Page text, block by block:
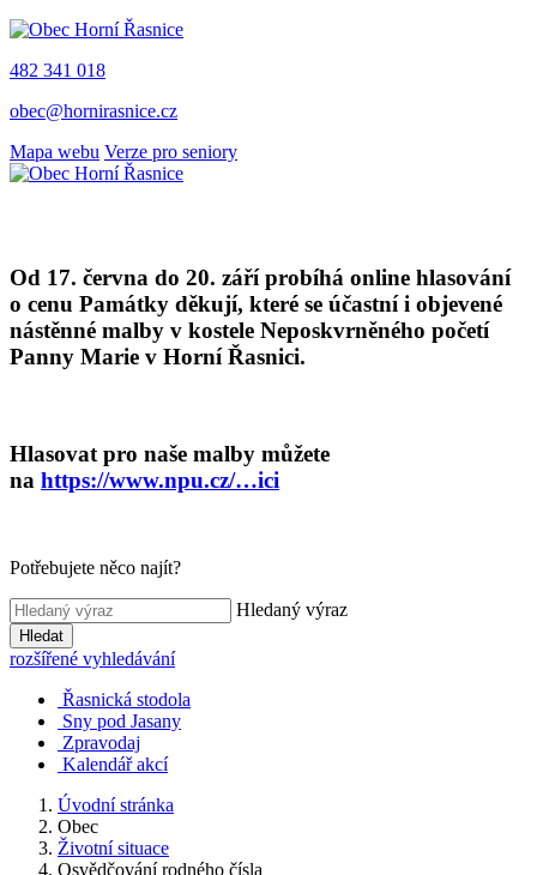
482 341 018
obec@hornirasnice.cz
Mapa webu Verze pro seniory
Od 17. června do 20. září probíhá online hlasování
o cenu Památky děkují, které se účastní i objevené
nástěnné malby v kostele Neposkvrněného početí
Panny Marie v Horní Řasnici.
Hlasovat pro naše malby můžete
na https://www.npu.cz/…ici
Potřebujete něco najít?
Hledaný výraz
Hledat
rozšířené vyhledávání
Řasnická stodola
Sny pod Jasany
Zpravodaj
Kalendář akcí
Úvodní stránka
Obec
Životní situace
Osvědčování rodného čísla